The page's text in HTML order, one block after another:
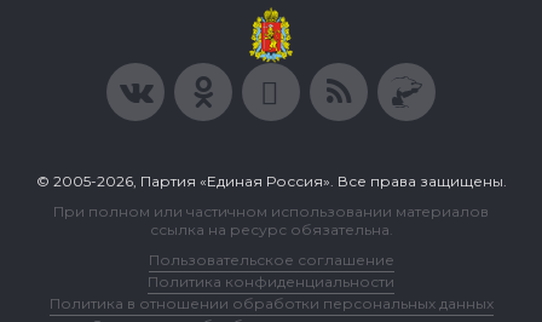
© 2005-2026, Партия «Единая Россия». Все права защищены.
При полном или частичном использовании материалов
ссылка на ресурс обязательна.
Пользовательское соглашение
Политика конфиденциальности
Политика в отношении обработки персональных данных